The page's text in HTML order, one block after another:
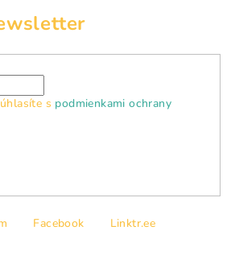
s podmienkami ochrany
Facebook Linktr.ee